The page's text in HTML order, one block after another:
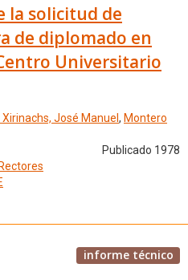
la solicitud de
de diplomado en
Universitario
José Manuel , Montero
Publicado 1978
informe técnico